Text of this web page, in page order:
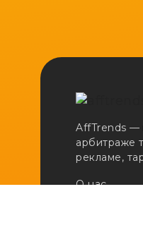
AffTrends —
арбитраже
рекламе,
О нас